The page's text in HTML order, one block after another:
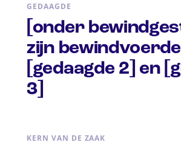
GEDAAGDE
[onder
zijn
[gedaagde 2] en
3]
KERN VAN DE ZAAK